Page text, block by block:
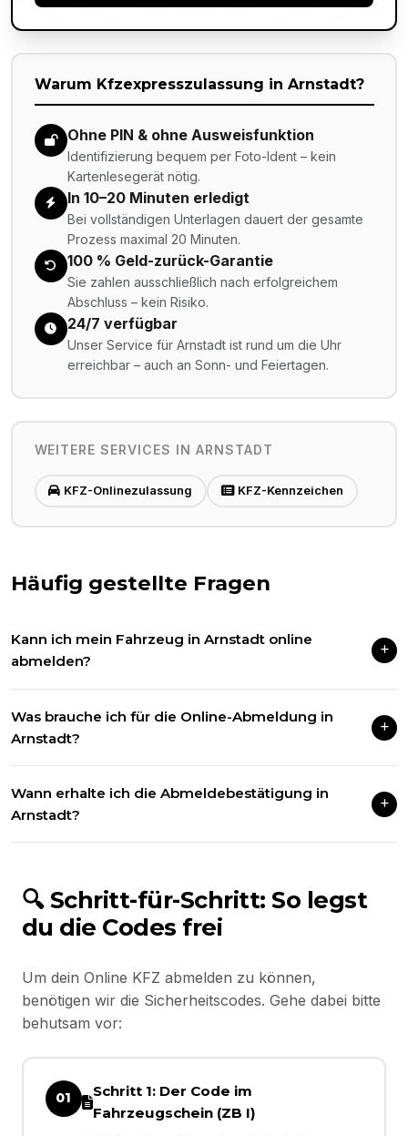
Warum Kfzexpresszulassung in Arnstadt?
Ohne PIN & ohne Ausweisfunktion
Identifizierung bequem per Foto-Ident – kein
Kartenlesegerät nötig.
In 10–20 Minuten erledigt
Bei vollständigen Unterlagen dauert der gesamte
Prozess maximal 20 Minuten.
100 % Geld-zurück-Garantie
Sie zahlen ausschließlich nach erfolgreichem
Abschluss – kein Risiko.
24/7 verfügbar
Unser Service für Arnstadt ist rund um die Uhr
erreichbar – auch an Sonn- und Feiertagen.
WEITERE SERVICES INARNSTADT
KFZ-Onlinezulassung KFZ-Kennzeichen
Häufig gestellte Fragen
Kann ich mein Fahrzeug in Arnstadt online
abmelden?
Wir erledigen die Abmeldung vollständig digital für Sie.
Was brauche ich für die Online-Abmeldung in
Arnstadt?
sowie beide Kennzeichen mit sichtbaren Sicherheitscodes.
Wann erhalte ich die Abmeldebestätigung in
Arnstadt?
🔍 Schritt-für-Schritt: So legst
du die Codes frei
Um dein Online KFZ abmelden zu können,
benötigen wir die Sicherheitscodes. Gehe dabei bitte
behutsam vor:
01
Schritt 1: Der Code im
Fahrzeugschein (ZB I)